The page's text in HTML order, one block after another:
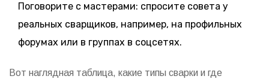
Поговорите с мастерами: спросите совета у
реальных сварщиков, например, на профильных
форумах или в группах в соцсетях.
Вот наглядная таблица, какие типы сварки и где